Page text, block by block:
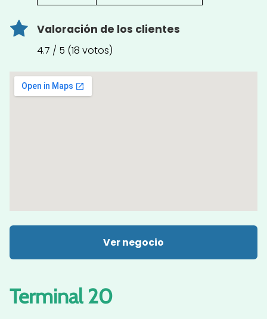
Valoración de los clientes
4.7 / 5 (18 votos)
Ver negocio
Terminal 20